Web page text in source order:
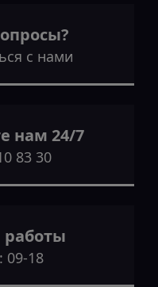
с нами
нам 24/7
83 30
09-18